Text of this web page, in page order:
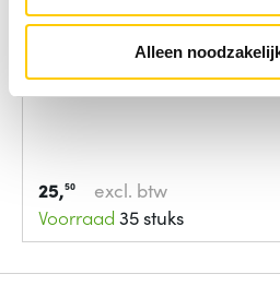
Alleen
StarTech.com
25,50
excl. btw
Voorraad 35 stuks